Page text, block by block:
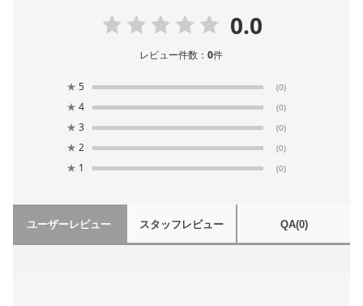
0.0
レビュー件数：0件
★ 5 (0)
★ 4 (0)
★ 3 (0)
★ 2 (0)
★ 1 (0)
ユーザーレビュー スタッフレビュー QA(0)